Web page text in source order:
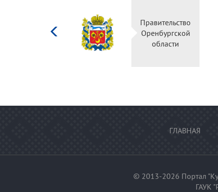
Правительство
Оренбургской
области
ГЛАВНАЯ
© 2013-2026 Портал
ГАУК